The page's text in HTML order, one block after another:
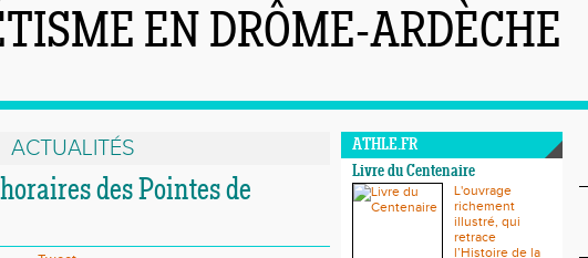
EN DRÔME-ARDÈCHE
ACTUALITÉS
des Pointes de
ATHLE.FR
Livre du Centenaire
L'ouvrage
richement
illustré, qui
retrace
l’Histoire de la